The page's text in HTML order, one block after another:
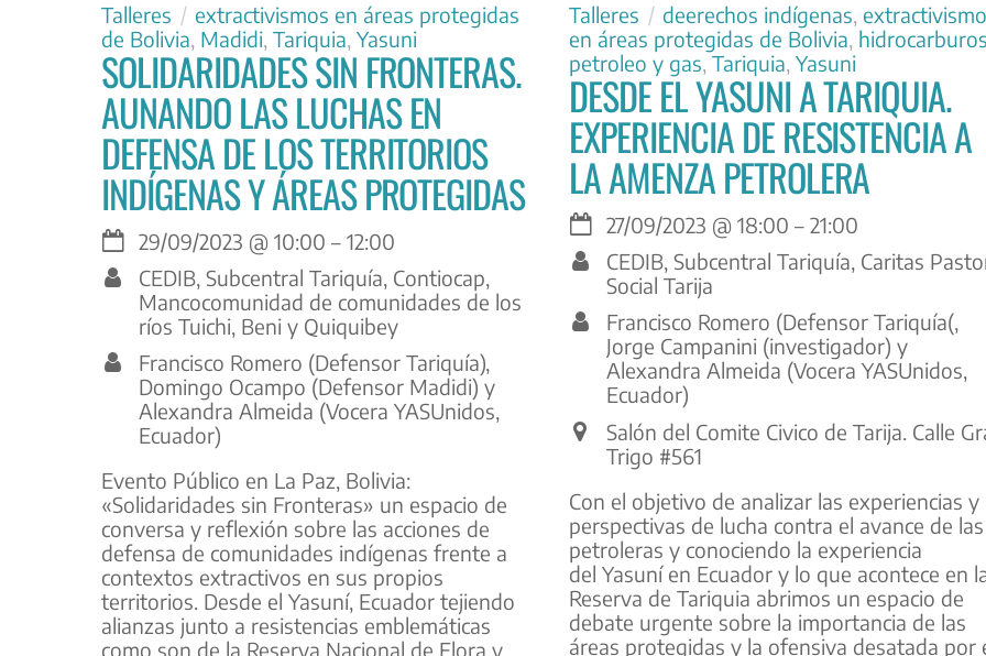
Talleres
extractivismos en áreas protegidas
de Bolivia, Madidi, Tariquia, Yasuni
SOLIDARIDADES SIN FRONTERAS.
AUNANDO LAS LUCHAS EN
DEFENSA DE LOS TERRITORIOS
INDÍGENAS Y ÁREAS PROTEGIDAS
29/09/2023 @10:00 –12:00
CEDIB, Subcentral Tariquía, Contiocap,
Mancocomunidad de comunidades de los
ríos Tuichi, Beni y Quiquibey
Francisco Romero (Defensor Tariquía),
Domingo Ocampo (Defensor Madidi) y
Alexandra Almeida (Vocera YASUnidos,
Ecuador)
Evento Público en La Paz, Bolivia:
«Solidaridades sin Fronteras» un espacio de
conversa y reflexión sobre las acciones de
defensa de comunidades indígenas frente a
contextos extractivos en sus propios
territorios. Desde el Yasuní, Ecuador tejiendo
alianzas junto a resistencias emblemáticas
como son de la Reserva Nacional de Flora y
Talleres deerechos indígenas,
en áreas protegidas de Bolivia,
petroleo y gas, Tariquia, Yasuni
DESDE EL YASUNI A TARIQUIA.
EXPERIENCIA DE RESISTENCIA A
LA AMENZA PETROLERA
27/09/2023 @18:00 –21:00
CEDIB, Subcentral Tariquía, Caritas
Social Tarija
Francisco Romero (Defensor Tariquía(,
Jorge Campanini (investigador) y
Alexandra Almeida (Vocera YASUnidos,
Ecuador)
Salón del Comite Civico de Tarija. Calle
Trigo #561
Con el objetivo de analizar las experiencias y
perspectivas de lucha contra el avance de las
petroleras y conociendo la experiencia
del Yasuní en Ecuador y lo que acontece en
Reserva de Tariquia abrimos un espacio de
debate urgente sobre la importancia de las
áreas protegidas y la ofensiva desatada por